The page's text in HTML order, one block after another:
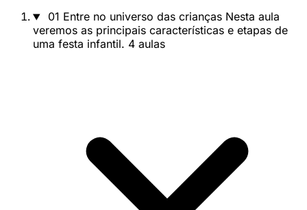
01 Entre no universo das crianças Nesta aula
veremos as principais características e etapas de
uma festa infantil. 4 aulas